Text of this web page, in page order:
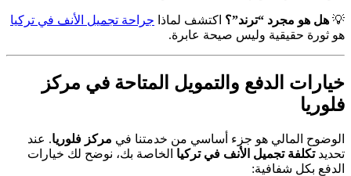
💡 هل هو مجرد “ترند”؟ اكتشف لماذا جراحة تجميل الأنف في تركيا
هو ثورة حقيقية وليس صيحة عابرة.
خيارات الدفع والتمويل المتاحة في مركز
فلوريا
الوضوح المالي هو جزء أساسي من خدمتنا في مركز فلوريا. عند
تحديدتكلفة تجميل الأنف في تركيا الخاصة بك، نوضح لك خيارات
الدفع بكل شفافية: